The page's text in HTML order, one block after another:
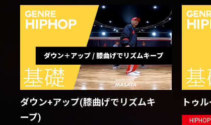
ダウン+アップ(膝曲げでリズムキ
ープ)
トゥ
HIPHOP